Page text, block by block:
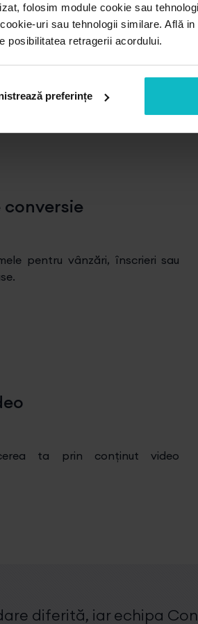
folosim module cookie sau
uri sau tehnologii similare. Află in
posibilitatea retragerii acordului.
preferințe
iar alegerea celei potrivite
conversie
pentru vânzări, înscrieri sau
ta prin conținut video
diferită, iar echipa